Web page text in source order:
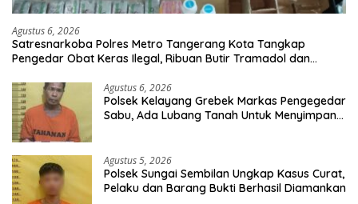
Agustus 6, 2026
Satresnarkoba Polres Metro Tangerang Kota Tangkap
Pengedar Obat Keras Ilegal, Ribuan Butir Tramadol dan
Agustus 6, 2026
Polsek Kelayang Grebek Markas Pengegedar
Sabu, Ada Lubang Tanah Untuk Menyimpan
Agustus 5, 2026
Polsek Sungai Sembilan Ungkap Kasus Curat,
Pelaku dan Barang Bukti Berhasil Diamankan